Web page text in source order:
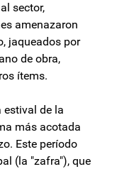
sector,
amenazaron
jaqueados por
de obra,
ítems.
estival de la
más acotada
Este período
(la "zafra"), que